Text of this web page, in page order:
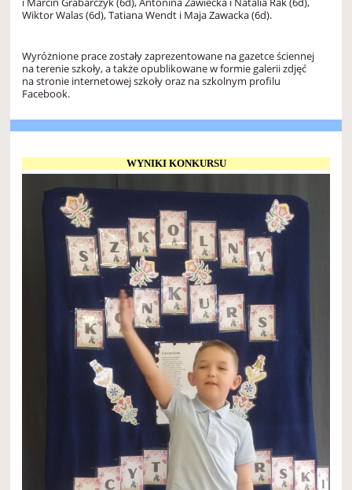
Wiktor Walas (6d), Tatiana Wendt i Maja Zawacka (6d).
Wyróżnione prace zostały zaprezentowane na gazetce ściennej
na terenie szkoły, a także opublikowane w formie galerii zdjęć
na stronie internetowej szkoły oraz na szkolnym profilu
Facebook.
WYNIKI KONKURSU